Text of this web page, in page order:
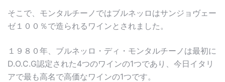
そこで、モンタルチーノではブルネッロはサンジョヴェー
ゼ１００％で造られるワインとされました。
１９８０年、ブルネッロ・ディ・モンタルチーノは最初に
D.O.C.G認定された4つのワインの1つであり、今日イタリ
アで最も高名で高価なワインの1つです。